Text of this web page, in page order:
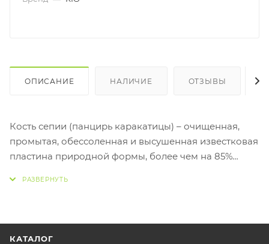
ОПИСАНИЕ НАЛИЧИЕ ОТЗЫВЫ
Кость сепии (панцирь каракатицы) – очищенная,
промытая, обессоленная и высушенная известковая
пластина природной формы, более чем на 85%
КАТАЛОГ